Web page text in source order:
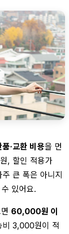
·교환 비용을 먼
, 할인 적용가
큰 폭은 아니지
있어요.
60,000원 이
비 3,000원이 적